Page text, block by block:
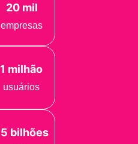
20 mil
empresas
1 milhão
usuários
5 bilhões